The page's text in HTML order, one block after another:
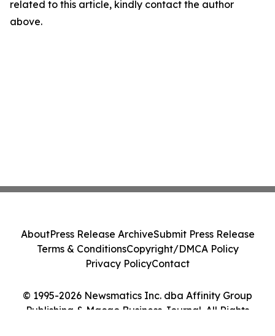
related to this article, kindly contact the author
above.
© 1995-2026 Newsmatics Inc. dba Affinity Group
Publishing & Macao Business Journal. All Rights
AboutPress Release ArchiveSubmit Press Release
Terms & ConditionsCopyright/DMCA Policy
Privacy PolicyContact